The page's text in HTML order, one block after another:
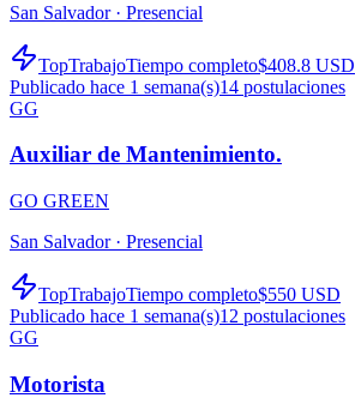
San Salvador · Presencial
TopTrabajoTiempo completo$408.8 USD
Publicado hace 1 semana(s)14 postulaciones
GG
Auxiliar de Mantenimiento.
GO GREEN
San Salvador · Presencial
TopTrabajoTiempo completo$550 USD
Publicado hace 1 semana(s)12 postulaciones
GG
Motorista